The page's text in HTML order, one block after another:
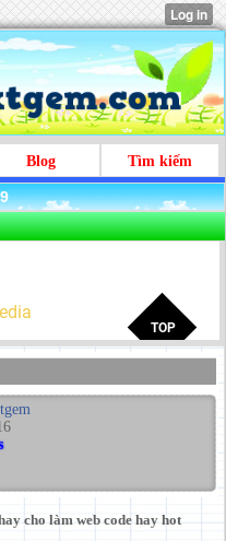
Blog Tìm kiếm
cho làm web code hay hot